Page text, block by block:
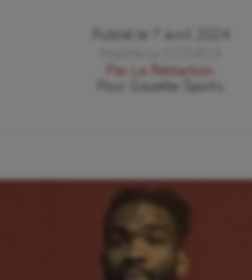
Publié le
7 avril 2024
Par
La Rédaction
Gazette Sports